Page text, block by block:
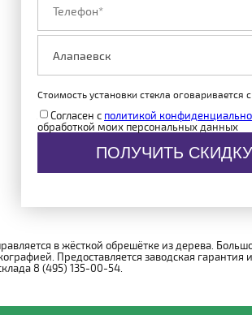
Стоимость установки стекла оговаривается
Согласен с политикой
обработкой моих персональных данных
ПОЛУЧИТЬ
в жёсткой обрешётке из дерева.
Предоставляется заводская гарантия
8 (495) 135-00-54.